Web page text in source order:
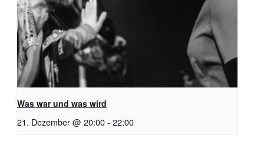
Was war und was wird
21. Dezember @ 20:00- 22:00